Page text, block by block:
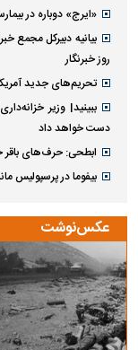
«ایرج» دوباره در
بیانیه دبیرکل مجمع
روز خبرنگار
تحریم‌های جدید
ببینید| وزیر
دست خواهد داد
ابطحی: حرف‌های
بیفوما در پرسپولیس
عکس‌نوشت